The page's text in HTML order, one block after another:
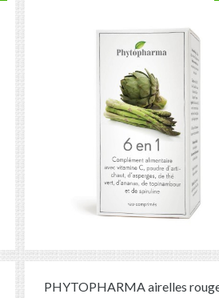
PHYTOPHARMA airelles